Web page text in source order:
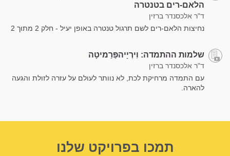
הלאם-רים בטנטרה
ד"ר אלכסנדר ברזין
נחיצות הלאם-רים לשם תרגול טנטרה באופן יעיל - חלק 2 מתוך 2
שלמות ההתמדה: וִירְיָיהפַּרַמיטָה
ד"ר אלכסנדר ברזין
עם התמדה מרחיקת לכת, לא נוותר לעולם על עזרה לזולת והגעה
להארה.
תמכו בפרויקט שלנו